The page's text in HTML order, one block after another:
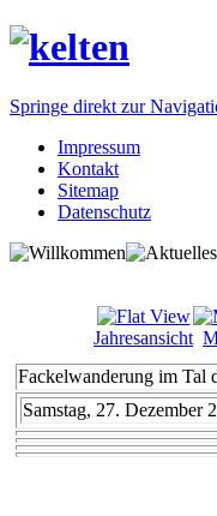
Springe direkt zur
Impressum
Kontakt
Sitemap
Datenschutz
Jahresansicht
Fackelwanderung im Tal
Samstag, 27. Dezember